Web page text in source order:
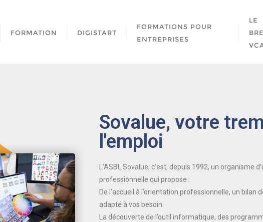
FORMATION DIGISTART
FORMATIONS POUR
ENTREPRISES
LE
Sovalue, votre
l'emploi
L’ASBL Sovalue, c’est, depuis 1992, un organisme
professionnelle qui propose :
De l’accueil à l’orientation professionnelle, un bilan
adapté à vos besoin
La découverte de l’outil informatique, des